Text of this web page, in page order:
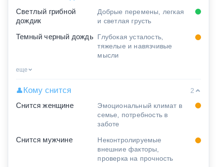
Светлый грибной
дождик
Добрые перемены, легкая
и светлая грусть
Темный черный дождь Глубокая усталость,
тяжелые и навязчивые
мысли
еще
👤Кому снится
2
Снится женщине
Эмоциональный климат в
семье, потребность в
заботе
Снится мужчине
Неконтролируемые
внешние факторы,
проверка на прочность